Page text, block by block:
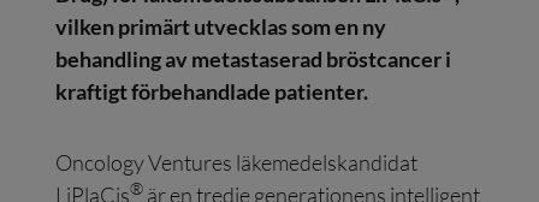
vilken primärt utvecklas som en ny
behandling av metastaserad bröstcancer i
kraftigt förbehandlade patienter.
Oncology Ventures läkemedelskandidat
LiPlaCis® är en tredje generationens intelligent